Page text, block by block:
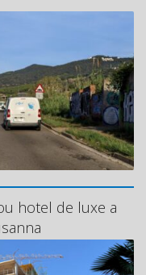
hotel de luxe a